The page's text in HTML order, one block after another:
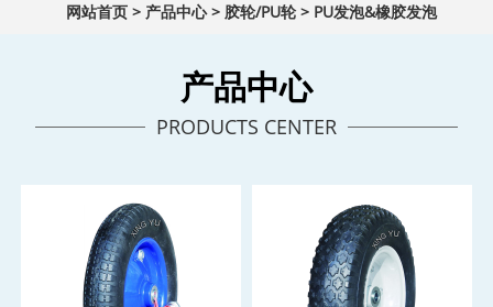
网站首页 > 产品中心> 胶轮/PU轮> PU发泡&橡胶发泡
产品中心
PRODUCTS CENTER